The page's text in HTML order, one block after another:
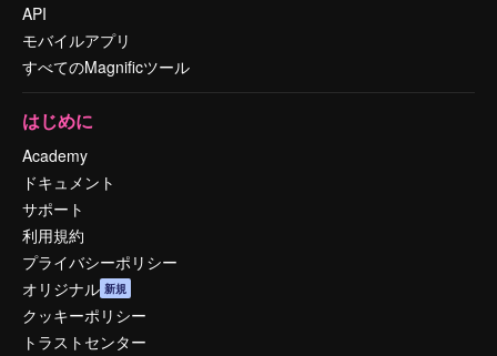
API
モバイルアプリ
すべてのMagnificツール
はじめに
Academy
ドキュメント
サポート
利用規約
プライバシーポリシー
オリジナル 新規
クッキーポリシー
トラストセンター